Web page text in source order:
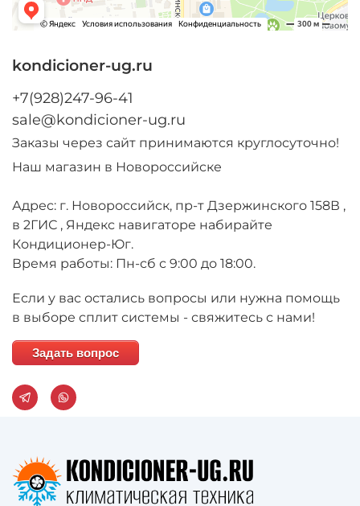
kondicioner-ug.ru
+7(928)247-96-41
sale@kondicioner-ug.ru
Заказы через сайт принимаются круглосуточно!
Наш магазин в Новороссийске
Адрес: г. Новороссийск, пр-т Дзержинского 158В ,
в 2ГИС , Яндекс навигаторе набирайте
Кондиционер-Юг.
Время работы: Пн-сб с 9:00 до 18:00.
Если у вас остались вопросы или нужна помощь
в выборе сплит системы - свяжитесь с нами!
Задать вопрос